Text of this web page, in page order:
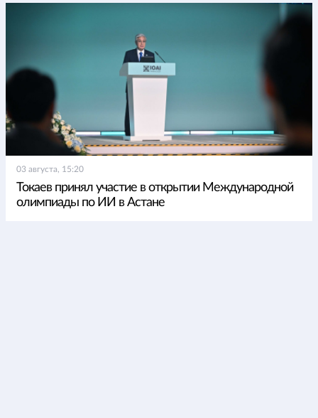
03 августа, 15:20
Токаев принял участие в открытии Международной
олимпиады по ИИ в Астане